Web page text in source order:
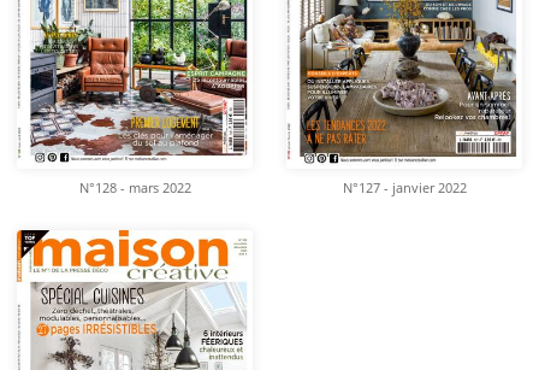
N°128 - mars 2022 N°127 - janvier 2022